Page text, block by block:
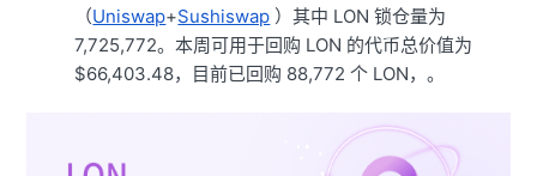
（Uniswap+Sushiswap ）其中 LON 锁仓量为
7,725,772。本周可用于回购 LON 的代币总价值为
$66,403.48，目前已回购 88,772 个 LON，。